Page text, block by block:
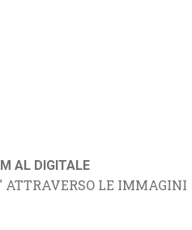
AL DIGITALE
LE IMMAGINI